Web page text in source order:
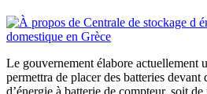
Le gouvernement élabore actuellement
permettra de placer des batteries devant
d’énergie à batterie de compteur, soit